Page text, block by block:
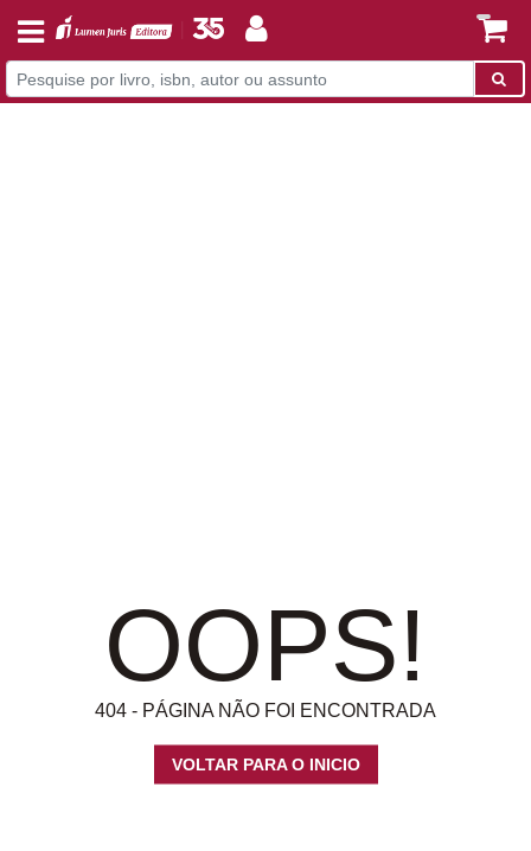
OOPS!
404 - PÁGINA NÃO FOI ENCONTRADA
VOLTAR PARA O INICIO